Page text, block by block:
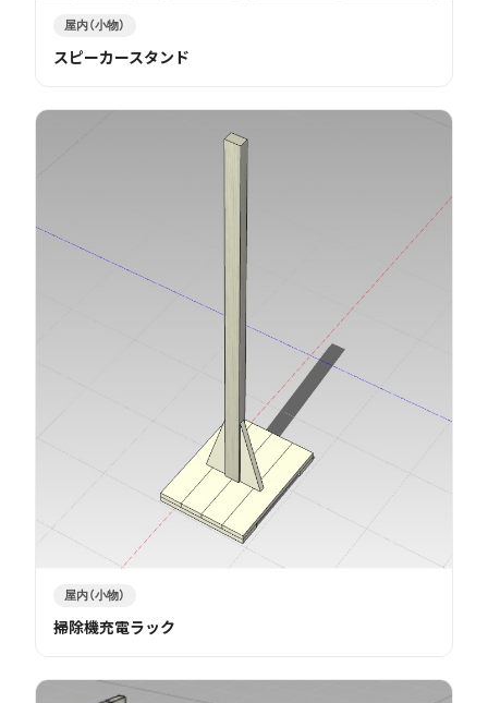
屋内（小物）
スピーカースタンド
屋内（小物）
掃除機充電ラック